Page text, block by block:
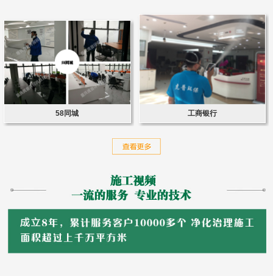
58同城 工商银行